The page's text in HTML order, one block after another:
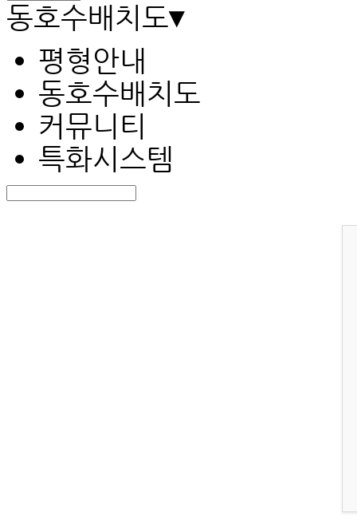
동호수배치도▾
평형안내
동호수배치도
커뮤니티
특화시스템